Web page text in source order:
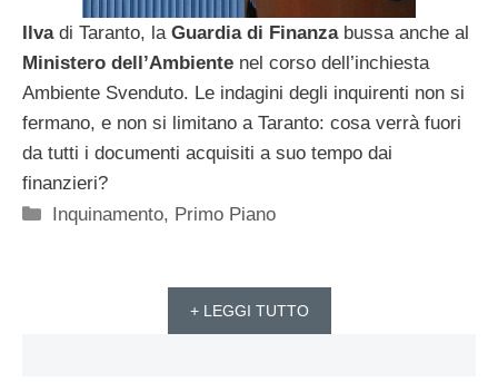
Ilvadi Taranto, la Guardia di Finanzabussa anche al
Ministero dell’Ambiente nel corso dell’inchiesta
Ambiente Svenduto. Le indagini degli inquirenti non si
fermano, e non si limitano a Taranto: cosa verrà fuori
da tutti i documenti acquisiti a suo tempo dai
finanzieri?
Categorie
Inquinamento, Primo Piano
+ LEGGI TUTTO